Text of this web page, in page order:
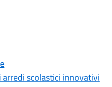
arredi scolastici innovativi